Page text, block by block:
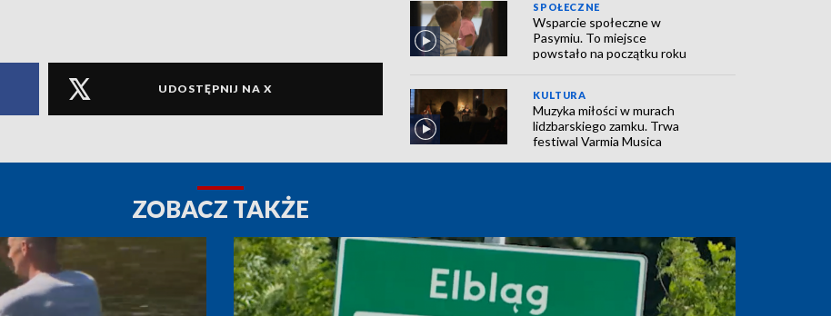
UDOSTĘPNIJ NA X
SPOŁECZNE
Wsparcie społeczne w
Pasymiu. To miejsce
powstało na początku roku
KULTURA
Muzyka miłości w murach
lidzbarskiego zamku. Trwa
festiwal Varmia Musica
ZOBACZ TAKŻE